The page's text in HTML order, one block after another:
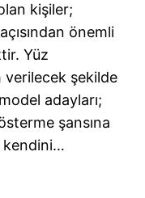
kişiler;
önemli
Yüz
verilecek şekilde
adayları;
şansına
kendini…